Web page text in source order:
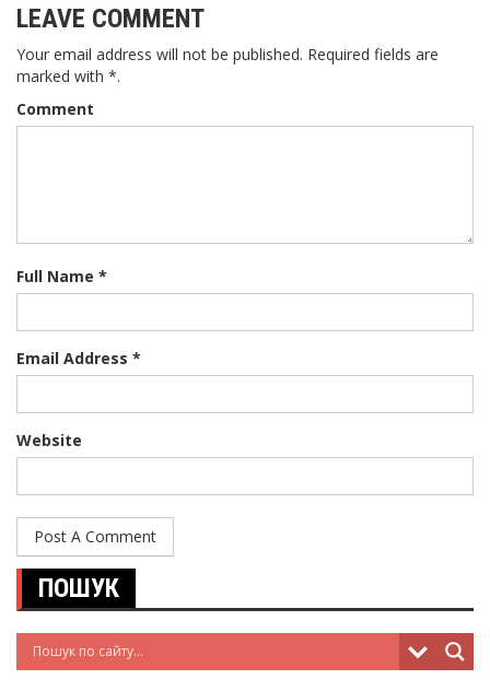
LEAVE COMMENT
Your email address will not be published. Required fields are
marked with *.
Comment
Full Name *
Email Address *
Website
ПОШУК